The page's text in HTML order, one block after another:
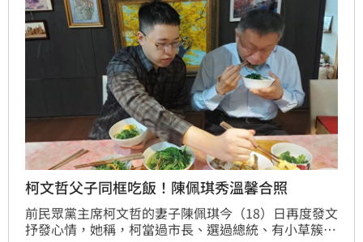
柯文哲父子同框吃飯！陳佩琪秀溫馨合照
前民眾黨主席柯文哲的妻子陳佩琪今（18）日再度發文
抒發心情，她稱，柯當過市長、選過總統、有小草簇擁